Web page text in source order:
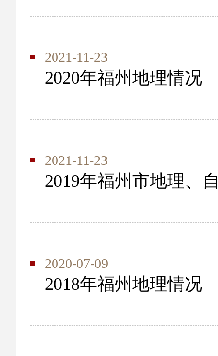
2021-11-23
2020年福州地理情况
2021-11-23
2019年福州市地理、
2020-07-09
2018年福州地理情况